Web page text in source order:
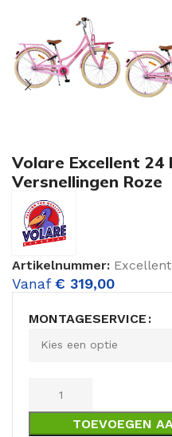
Volare Excellent 24
Versnellingen Roze
Artikelnummer:
Vanaf € 319,00
MONTAGESERVICE
TOEVOEGEN